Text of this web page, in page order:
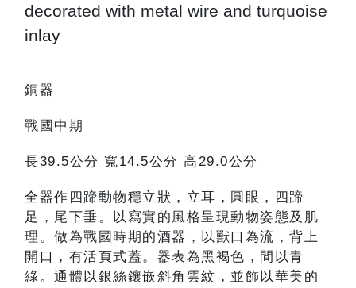
decorated with metal wire and turquoise
inlay
銅器
戰國中期
長39.5公分 寬14.5公分 高29.0公分
全器作四蹄動物穩立狀，立耳，圓眼，四蹄
足，尾下垂。以寫實的風格呈現動物姿態及肌
理。做為戰國時期的酒器，以獸口為流，背上
開口，有活頁式蓋。器表為黑褐色，間以青
綠。通體以銀絲鑲嵌斜角雲紋，並飾以華美的